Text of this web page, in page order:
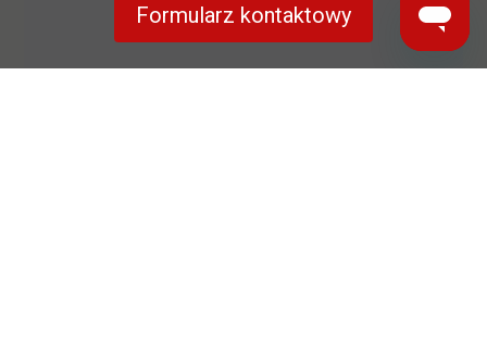
Formularz kontaktowy